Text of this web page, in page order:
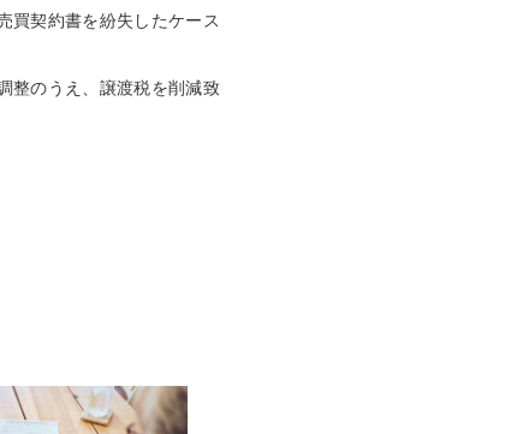
買契約書を紛失したケース
整のうえ、譲渡税を削減致